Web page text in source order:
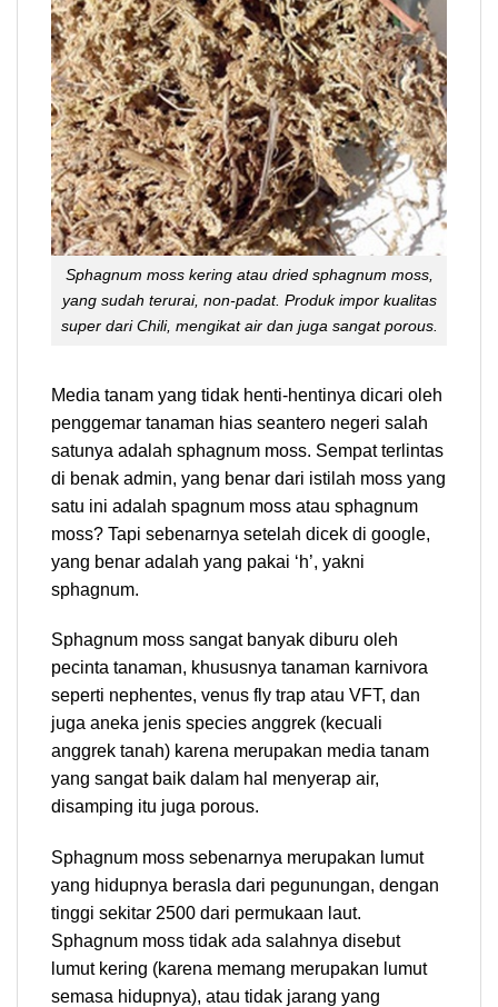
Sphagnum moss kering atau dried sphagnum moss,
yang sudah terurai, non-padat. Produk impor kualitas
super dari Chili, mengikat air dan juga sangat porous.
Media tanam yang tidak henti-hentinya dicari oleh
penggemar tanaman hias seantero negeri salah
satunya adalah sphagnum moss. Sempat terlintas
di benak admin, yang benar dari istilah moss yang
satu ini adalah spagnum moss atau sphagnum
moss? Tapi sebenarnya setelah dicek di google,
yang benar adalah yang pakai ‘h’, yakni
sphagnum.
Sphagnum moss sangat banyak diburu oleh
pecinta tanaman, khususnya tanaman karnivora
seperti nephentes, venus fly trap atau VFT, dan
juga aneka jenis species anggrek (kecuali
anggrek tanah) karena merupakan media tanam
yang sangat baik dalam hal menyerap air,
disamping itu juga porous.
Sphagnum moss sebenarnya merupakan lumut
yang hidupnya berasla dari pegunungan, dengan
tinggi sekitar 2500 dari permukaan laut.
Sphagnum moss tidak ada salahnya disebut
lumut kering (karena memang merupakan lumut
semasa hidupnya), atau tidak jarang yang